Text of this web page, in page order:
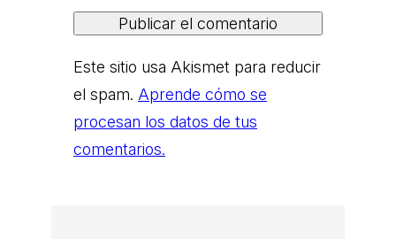
Este sitio usa Akismet para reducir
el spam. Aprende cómo se
procesan los datos de tus
comentarios.